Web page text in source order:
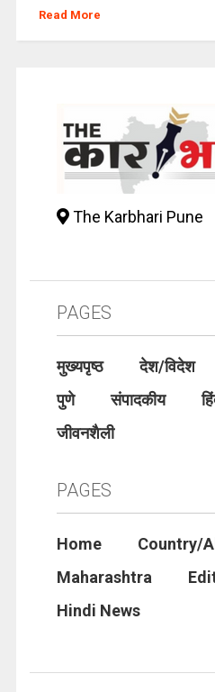
Read More
The Karbhari Pune
PAGES
मुख्यपृष्ठ देश/विदेश
पुणे
संपादकीय
जीवनशैली
PAGES
Home
Country/
Maharashtra
Hindi News